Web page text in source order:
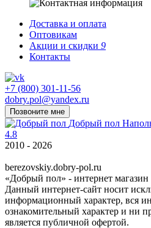
Доставка и оплата
Оптовикам
Акции и скидки 9
Контакты
+7 (800) 301-11-56
dobry.pol@yandex.ru
Позвоните мне
Добрый пол
4.8
2010 - 2026
berezovskiy.dobry-pol.ru
«Добрый пол» - интернет
Данный интернет-сайт носит
информационный характер, вся
ознакомительный характер и ни
является публичной офертой.